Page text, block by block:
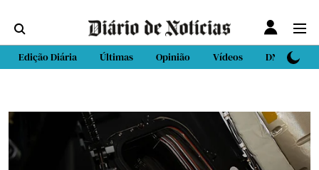
Edição Diária Últimas Opinião Vídeos DN Sport